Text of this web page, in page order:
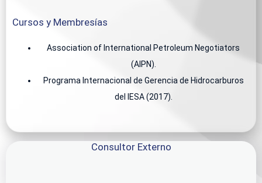
Cursos y Membresías
Association of International Petroleum Negotiators
(AIPN).
Programa Internacional de Gerencia de Hidrocarburos
del IESA (2017).
Consultor Externo